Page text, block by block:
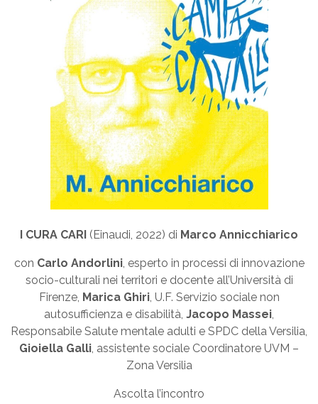
I CURA CARI (Einaudi, 2022) di Marco Annicchiarico
con Carlo Andorlini, esperto in processi di innovazione
socio-culturali nei territori e docente all’Università di
Firenze, Marica Ghiri, U.F. Servizio sociale non
autosufficienza e disabilità, Jacopo Massei,
Responsabile Salute mentale adulti e SPDC della Versilia,
Gioiella Galli, assistente sociale Coordinatore UVM –
Zona Versilia
Ascolta l’incontro